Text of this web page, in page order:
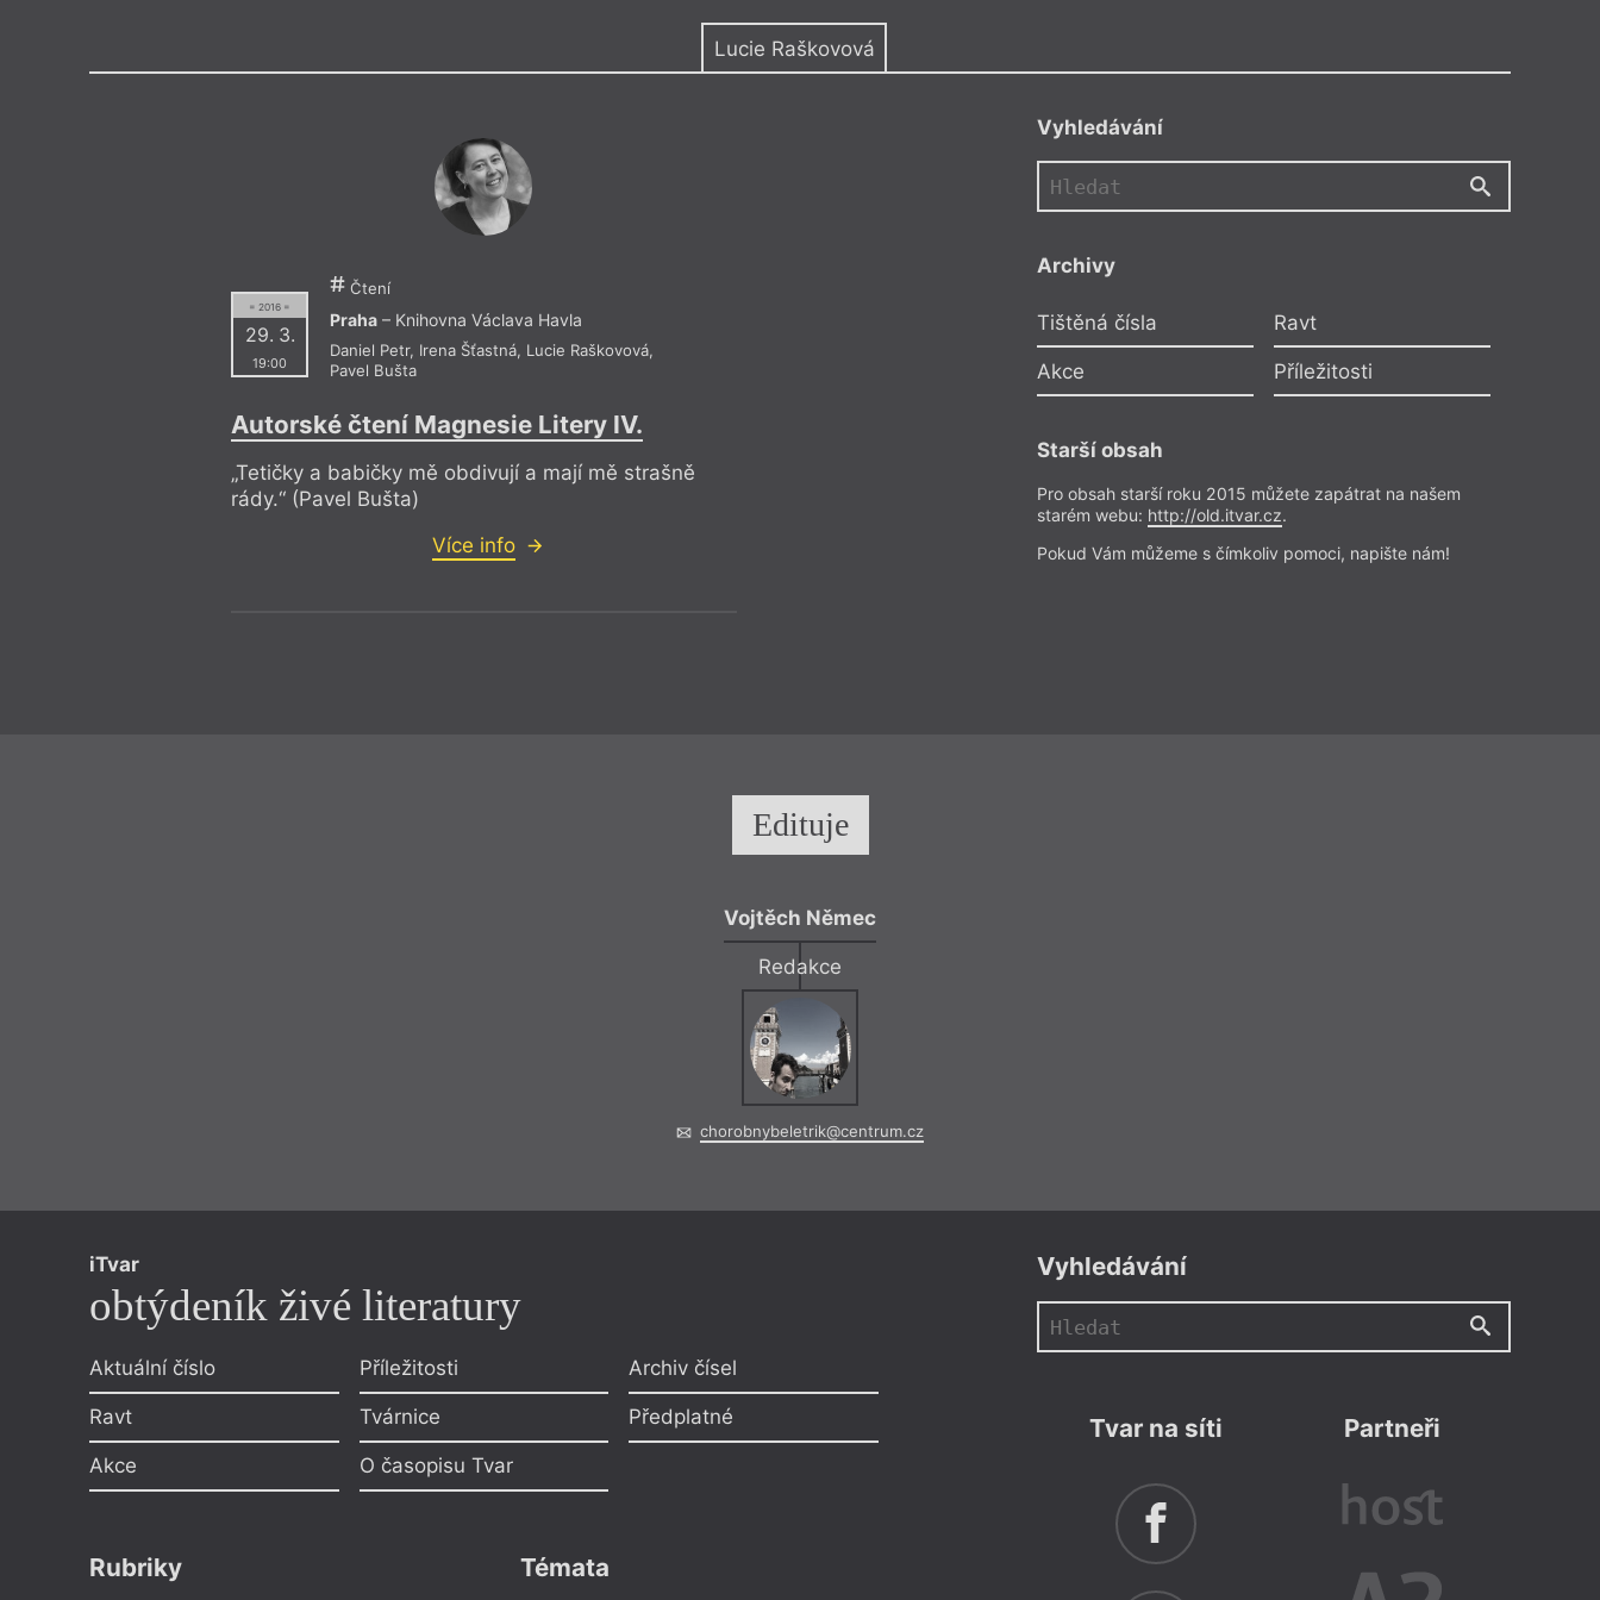
Lucie Raškovová
= 2016 =
29. 3.
19:00
Čtení
Praha– Knihovna Václava Havla
Daniel Petr, Irena Šťastná, Lucie Raškovová,
Pavel Bušta
Autorské čtení Magnesie Litery IV.
„Tetičky a babičky mě obdivují a mají mě strašně
rády.“ (Pavel Bušta)
Více info
Vyhledávání
Archivy
Tištěná čísla Ravt
Akce Příležitosti
Starší obsah
Pro obsah starší roku 2015 můžete zapátrat na našem
starém webu: http://old.itvar.cz.
Pokud Vám můžeme s čímkoliv pomoci, napište nám!
Edituje
Vojtěch Němec
Redakce
chorobnybeletrik@centrum.cz
iTvar
obtýdeník živé literatury
Aktuální číslo
Ravt
Akce
Příležitosti
Tvárnice
O časopisu Tvar
Archiv čísel
Předplatné
Rubriky Témata
Vyhledávání
Tvar na síti Partneři